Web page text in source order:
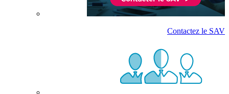
Contactez le SAV